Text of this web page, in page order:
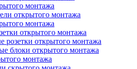
монтажа
открытого монтажа
монтажа
открытого монтажа
розетки открытого монтажа
блоки открытого монтажа
монтажа